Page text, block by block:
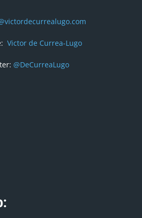
Victor de Currea-Lugo
@DeCurreaLugo